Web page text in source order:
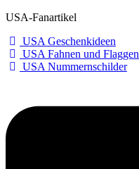
USA-Fanartikel
USA Geschenkideen
USA Fahnen und Flaggen
USA Nummernschilder